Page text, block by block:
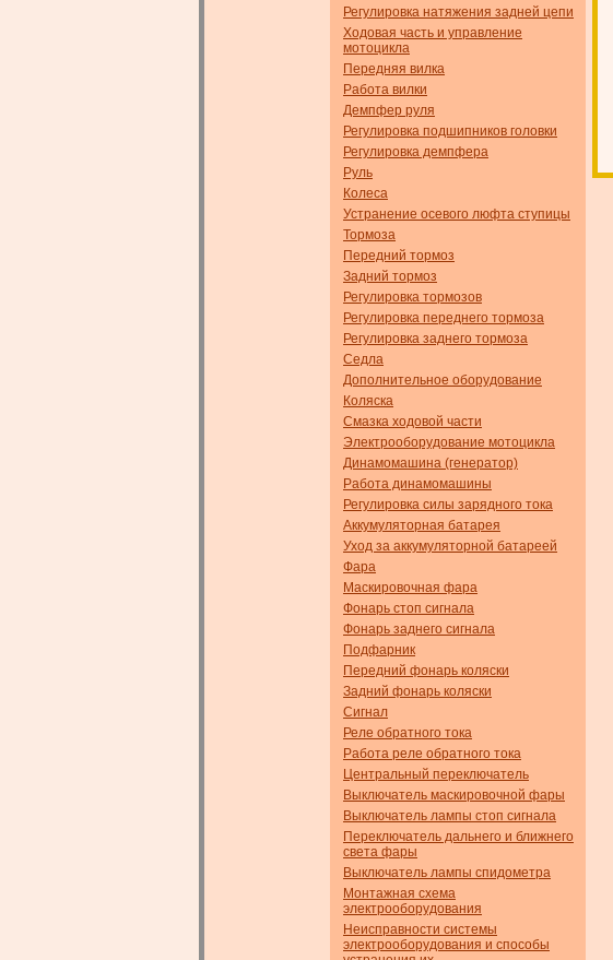
Регулировка натяжения задней цепи
Ходовая часть и управление
мотоцикла
Передняя вилка
Работа вилки
Демпфер руля
Регулировка подшипников головки
Регулировка демпфера
Руль
Колеса
Устранение осевого люфта ступицы
Тормоза
Передний тормоз
Задний тормоз
Регулировка тормозов
Регулировка переднего тормоза
Регулировка заднего тормоза
Седла
Дополнительное оборудование
Коляска
Смазка ходовой части
Электрооборудование мотоцикла
Динамомашина (генератор)
Работа динамомашины
Регулировка силы зарядного тока
Аккумуляторная батарея
Уход за аккумуляторной батареей
Фара
Маскировочная фара
Фонарь стоп сигнала
Фонарь заднего сигнала
Подфарник
Передний фонарь коляски
Задний фонарь коляски
Сигнал
Реле обратного тока
Работа реле обратного тока
Центральный переключатель
Выключатель маскировочной фары
Выключатель лампы стоп сигнала
Переключатель дальнего и ближнего
света фары
Выключатель лампы спидометра
Монтажная схема
электрооборудования
Неисправности системы
электрооборудования и способы